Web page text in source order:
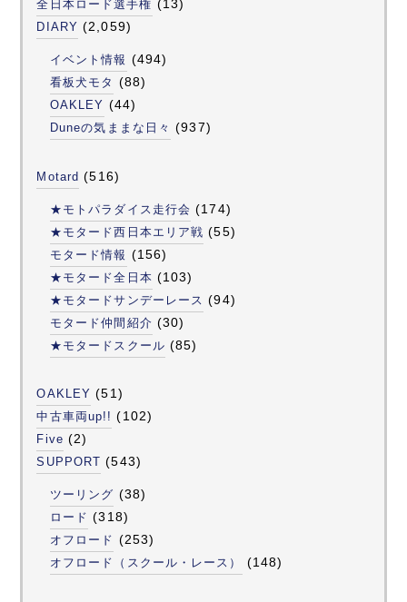
全日本ロード選手権 (13)
DIARY (2,059)
イベント情報 (494)
看板犬モタ (88)
OAKLEY (44)
Duneの気ままな日々 (937)
Motard (516)
★モトパラダイス走行会 (174)
★モタード西日本エリア戦 (55)
モタード情報 (156)
★モタード全日本 (103)
★モタードサンデーレース (94)
モタード仲間紹介 (30)
★モタードスクール (85)
OAKLEY (51)
中古車両up!! (102)
Five (2)
SUPPORT (543)
ツーリング (38)
ロード (318)
オフロード (253)
オフロード（スクール・レース） (148)